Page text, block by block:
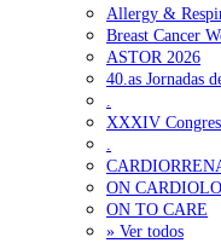
Allergy &
Breast Cancer
ASTOR 2026
40.as Jornadas
.
XXXIV
.
ON
ON TO CARE
» Ver todos